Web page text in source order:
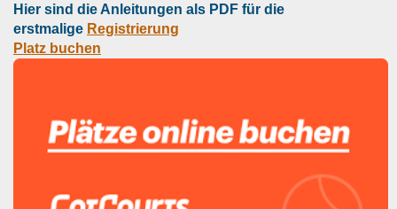
Hier sind die Anleitungen als PDF für die
erstmalige Registrierung
Platz buchen